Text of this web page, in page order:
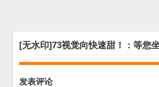
[无水印]73视觉向快速甜！：等您
发表评论